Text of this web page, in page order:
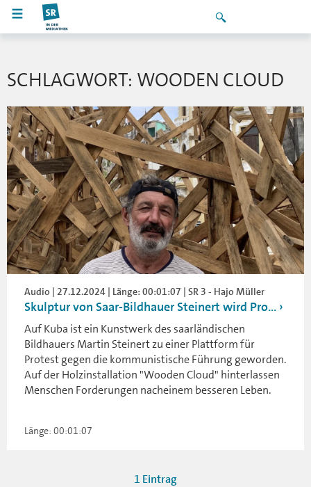
SCHLAGWORT: WOODEN CLOUD
Audio | 27.12.2024 | Länge: 00:01:07 | SR 3 - Hajo Müller
Skulptur von Saar-Bildhauer Steinert wird Pro...
Auf Kuba ist ein Kunstwerk des saarländischen
Bildhauers Martin Steinert zu einer Plattform für
Protest gegen die kommunistische Führung geworden.
Auf der Holzinstallation "Wooden Cloud" hinterlassen
Menschen Forderungen nacheinem besseren Leben.
Länge: 00:01:07
1 Eintrag